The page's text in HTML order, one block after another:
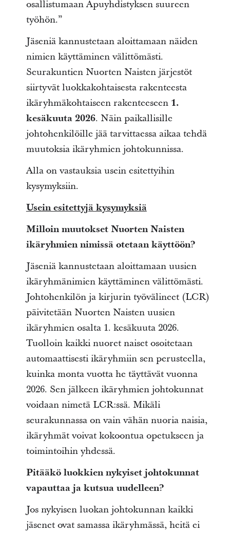
osallistumaan Apuyhdistyksen suureen
työhön.”
Jäseniä kannustetaan aloittamaan näiden
nimien käyttäminen välittömästi.
Seurakuntien Nuorten Naisten järjestöt
siirtyvät luokkakohtaisesta rakenteesta
ikäryhmäkohtaiseen rakenteeseen 1.
kesäkuuta 2026. Näin paikallisille
johtohenkilöille jää tarvittaessa aikaa tehdä
muutoksia ikäryhmien johtokunnissa.
Alla on vastauksia usein esitettyihin
kysymyksiin.
Usein esitettyjä kysymyksiä
Milloin muutokset Nuorten Naisten
ikäryhmien nimissä otetaan käyttöön?
Jäseniä kannustetaan aloittamaan uusien
ikäryhmänimien käyttäminen välittömästi.
Johtohenkilön ja kirjurin työvälineet (LCR)
päivitetään Nuorten Naisten uusien
ikäryhmien osalta 1. kesäkuuta 2026.
Tuolloin kaikki nuoret naiset osoitetaan
automaattisesti ikäryhmiin sen perusteella,
kuinka monta vuotta he täyttävät vuonna
2026. Sen jälkeen ikäryhmien johtokunnat
voidaan nimetä LCR:ssä. Mikäli
seurakunnassa on vain vähän nuoria naisia,
ikäryhmät voivat kokoontua opetukseen ja
toimintoihin yhdessä.
Pitääkö luokkien nykyiset johtokunnat
vapauttaa ja kutsua uudelleen?
Jos nykyisen luokan johtokunnan kaikki
jäsenet ovat samassa ikäryhmässä, heitä ei